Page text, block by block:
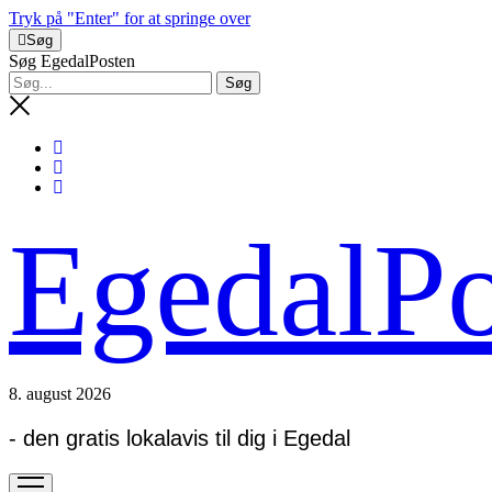
Tryk på "Enter" for at springe over
Søg
Søg EgedalPosten
8. august 2026
- den gratis lokalavis til dig i Egedal
open